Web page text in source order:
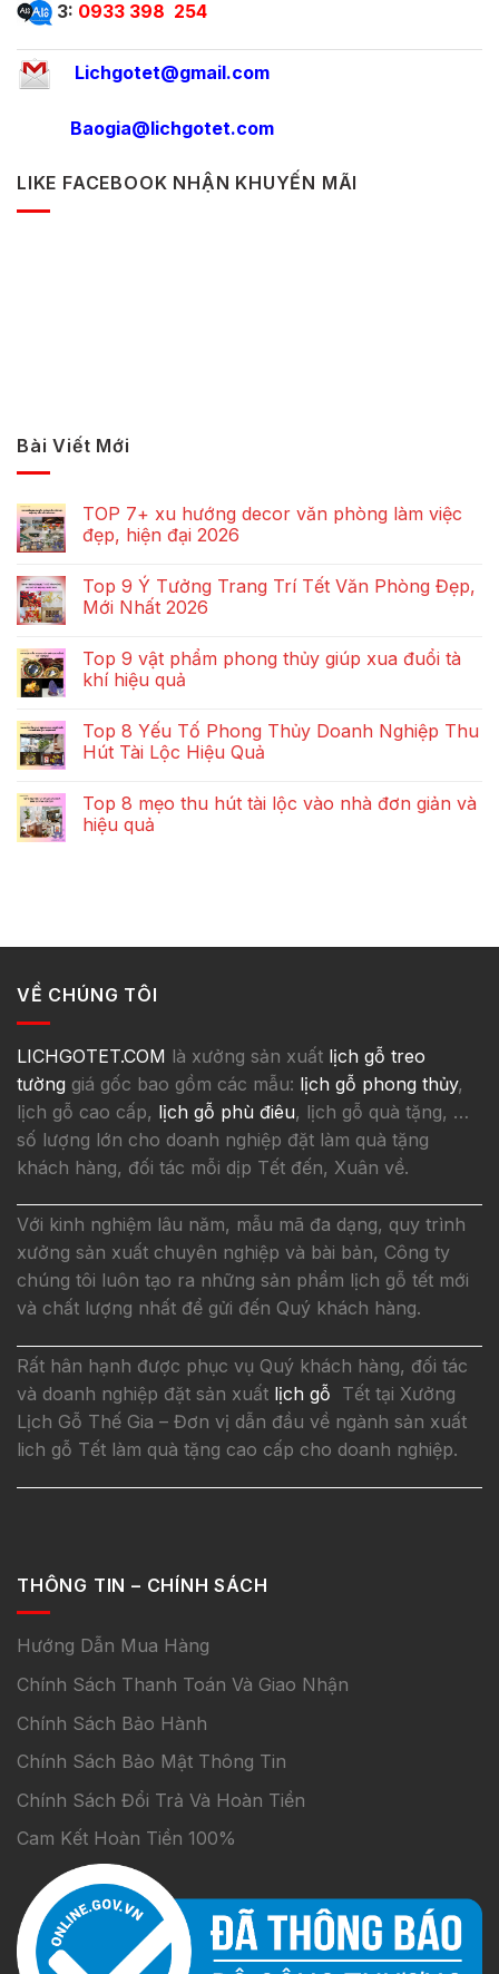
3: 0933 398 254
Lichgotet@gmail.com
Baogia@lichgotet.com
LIKE FACEBOOK NHẬN KHUYẾN MÃI
Bài Viết Mới
TOP 7+ xu hướng decor văn phòng làm việc
đẹp, hiện đại 2026
Top 9 Ý Tưởng Trang Trí Tết Văn Phòng Đẹp,
Mới Nhất 2026
Top 9 vật phẩm phong thủy giúp xua đuổi tà
khí hiệu quả
Top 8 Yếu Tố Phong Thủy Doanh Nghiệp Thu
Hút Tài Lộc Hiệu Quả
Top 8 mẹo thu hút tài lộc vào nhà đơn giản và
hiệu quả
VỀ CHÚNG TÔI
LICHGOTET.COM là xưởng sản xuất lịch gỗ treo
tường giá gốc bao gồm các mẫu: lịch gỗ phong thủy,
lịch gỗ cao cấp, lịch gỗ phù điêu, lịch gỗ quà tặng, …
số lượng lớn cho doanh nghiệp đặt làm quà tặng
khách hàng, đối tác mỗi dịp Tết đến, Xuân về.
Với kinh nghiệm lâu năm, mẫu mã đa dạng, quy trình
xưởng sản xuất chuyên nghiệp và bài bản, Công ty
chúng tôi luôn tạo ra những sản phẩm lịch gỗ tết mới
và chất lượng nhất để gửi đến Quý khách hàng.
Rất hân hạnh được phục vụ Quý khách hàng, đối tác
và doanh nghiệp đặt sản xuất lịch gỗ Tết tại Xưởng
Lịch Gỗ Thế Gia – Đơn vị dẫn đầu về ngành sản xuất
lich gỗ Tết làm quà tặng cao cấp cho doanh nghiệp.
THÔNG TIN – CHÍNH SÁCH
Hướng Dẫn Mua Hàng
Chính Sách Thanh Toán Và Giao Nhận
Chính Sách Bảo Hành
Chính Sách Bảo Mật Thông Tin
Chính Sách Đổi Trả Và Hoàn Tiền
Cam Kết Hoàn Tiền 100%